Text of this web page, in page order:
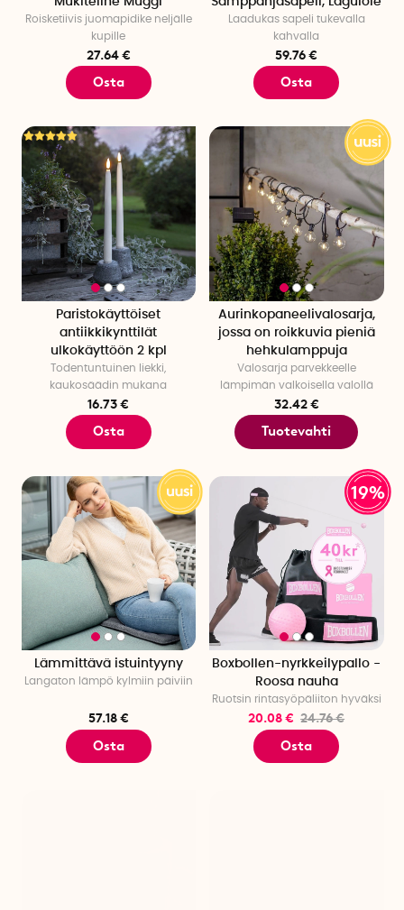
Roisketiivis juomapidike neljälle
kupille
27.64 €
Osta
Laadukas sapeli tukevalla
kahvalla
59.76 €
Osta
Paristokäyttöiset
antiikkikynttilät
ulkokäyttöön 2 kpl
Todentuntuinen liekki,
kaukosäädin mukana
16.73 €
Osta
Aurinkopaneelivalosarja,
jossa on roikkuvia pieniä
hehkulamppuja
Valosarja parvekkeelle
lämpimän valkoisella valollä
32.42 €
Tuotevahti
Lämmittävä istuintyyny
Langaton lämpö kylmiin päiviin
57.18 €
Osta
19%
Boxbollen-nyrkkeilypallo -
Roosa nauha
Ruotsin rintasyöpäliiton hyväksi
20.08 € 24.76 €
Osta